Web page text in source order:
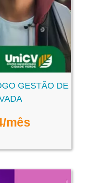
GESTÃO DE
/mês